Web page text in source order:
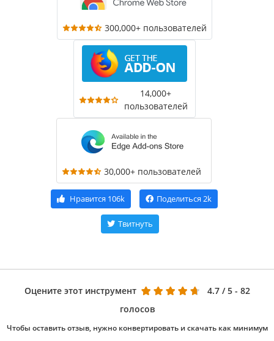
300,000+ пользователей
14,000+
пользователей
30,000+ пользователей
Нравится 106k Поделиться 2k
Твитнуть
Оцените этот инструмент 4.7 / 5 - 82
голосов
Чтобы оставить отзыв, нужно конвертировать и скачать как минимум